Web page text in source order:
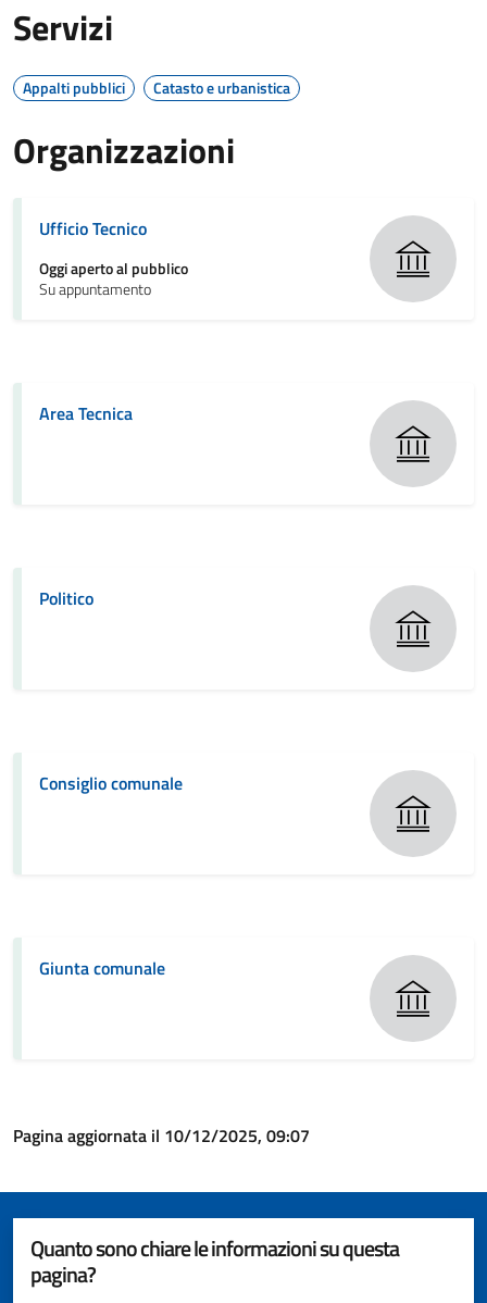
Servizi
Appalti pubblici Catasto e urbanistica
Organizzazioni
Ufficio Tecnico
Oggi aperto al pubblico
Su appuntamento
Area Tecnica
Politico
Consiglio comunale
Giunta comunale
Pagina aggiornata il 10/12/2025, 09:07
Quanto sono chiare le informazioni su questa
pagina?